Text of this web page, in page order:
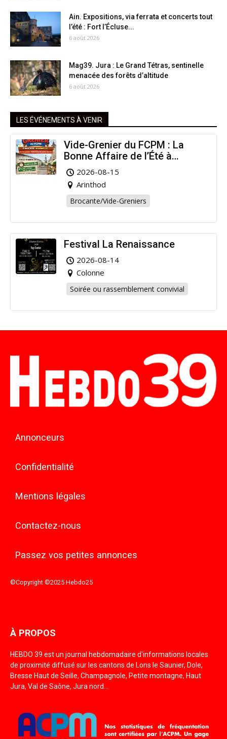
Ain. Expositions, via ferrata et concerts tout
l’été : Fort l’Écluse...
6 août 2026
Mag39. Jura : Le Grand Tétras, sentinelle
menacée des forêts d’altitude
6 août 2026
LES ÉVÉNEMENTS À VENIR
Vide-Grenier du FCPM : La
Bonne Affaire de l’Été à
Arinthod !
2026-08-15
Arinthod
Brocante/Vide-Greniers
Festival La Renaissance
2026-08-14
Colonne
Soirée ou rassemblement convivial